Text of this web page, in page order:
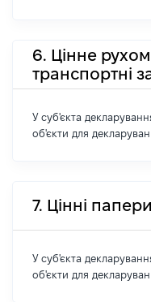
6. Цінне
транспортні
У суб'єкта
об'єкти для
7. Цінні папери
У суб'єкта
об'єкти для